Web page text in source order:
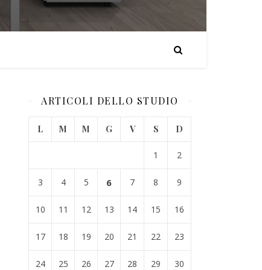
ARTICOLI DELLO STUDIO
L M M G V S D
1 2
3 4 5 6 7 8 9
10 11 12 13 14 15 16
17 18 19 20 21 22 23
24 25 26 27 28 29 30